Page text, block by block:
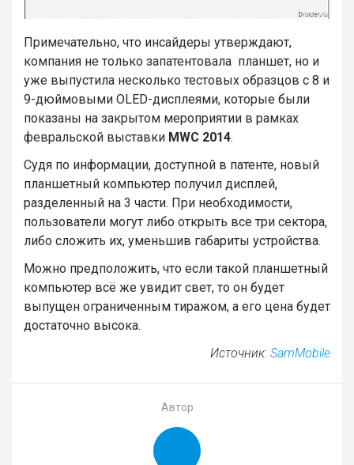
Примечательно, что инсайдеры утверждают,
компания не только запатентовала планшет, но и
уже выпустила несколько тестовых образцов с 8 и
9-дюймовыми OLED-дисплеями, которые были
показаны на закрытом мероприятии в рамках
февральской выставки MWC 2014.
Судя по информации, доступной в патенте, новый
планшетный компьютер получил дисплей,
разделенный на 3 части. При необходимости,
пользователи могут либо открыть все три сектора,
либо сложить их, уменьшив габариты устройства.
Можно предположить, что если такой планшетный
компьютер всё же увидит свет, то он будет
выпущен ограниченным тиражом, а его цена будет
достаточно высока.
Источник: SamMobile
Автор